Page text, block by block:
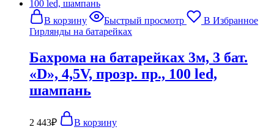
В корзину Быстрый просмотр
В Избранное
Гирлянды на батарейках
Бахрома на батарейках 3м, 3 бат.
«D», 4,5V, прозр. пр., 100 led,
шампань
2 443₽ В корзину